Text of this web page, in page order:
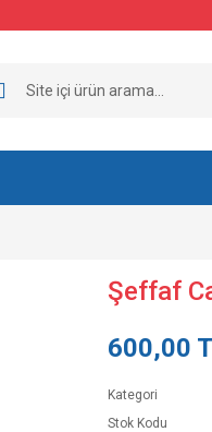
Şeffaf
600,00
Kategori
Stok Kodu